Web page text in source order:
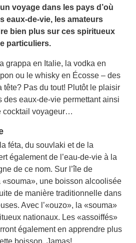
voyage dans les pays d’où
eaux-de-vie, les amateurs
bien plus sur ces spiritueux
particuliers.
grappa en Italie, la vodka en
ou le whisky en Écosse – des
tête? Pas du tout! Plutôt le plaisir
des eaux-de-vie permettant ainsi
cocktail voyageur…
féta, du souvlaki et de la
également de l’eau-de-vie à la
de ce nom. Sur l’île de
«souma», une boisson alcoolisée
de manière traditionnelle dans
Avec l’«ouzo», la «souma»
nationaux. Les «assoiffés»
également en apprendre plus
boisson. Jamas!